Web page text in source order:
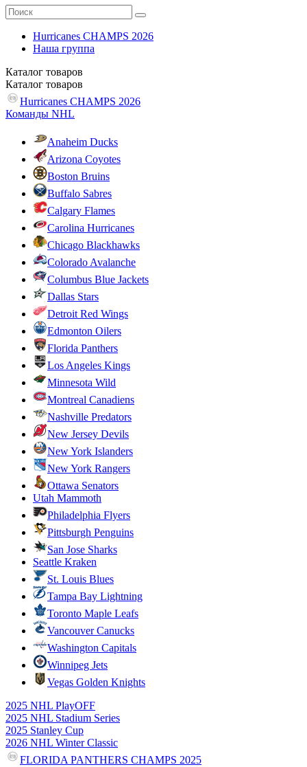
Hurricanes CHAMPS 2026
Наша группа
Каталог товаров
Каталог товаров
Hurricanes CHAMPS 2026
Команды NHL
Anaheim Ducks
Arizona Coyotes
Boston Bruins
Buffalo Sabres
Calgary Flames
Carolina Hurricanes
Chicago Blackhawks
Colorado Avalanche
Columbus Blue Jackets
Dallas Stars
Detroit Red Wings
Edmonton Oilers
Florida Panthers
Los Angeles Kings
Minnesota Wild
Montreal Canadiens
Nashville Predators
New Jersey Devils
New York Islanders
New York Rangers
Ottawa Senators
Utah Mammoth
Philadelphia Flyers
Pittsburgh Penguins
San Jose Sharks
Seattle Kraken
St. Louis Blues
Tampa Bay Lightning
Toronto Maple Leafs
Vancouver Canucks
Washington Capitals
Winnipeg Jets
Vegas Golden Knights
2025 NHL PlayOFF
2025 NHL Stadium Series
2025 Stanley Cup
2026 NHL Winter Classic
FLORIDA PANTHERS CHAMPS 2025